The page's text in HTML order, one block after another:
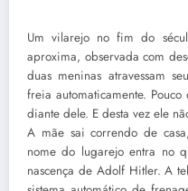
Um vilarejo no fim do
aproxima, observada com
duas meninas atravessam
freia automaticamente.
diante dele. E desta vez ele
A mãe sai correndo de
nome do lugarejo entra no
nascença de Adolf Hitler. A